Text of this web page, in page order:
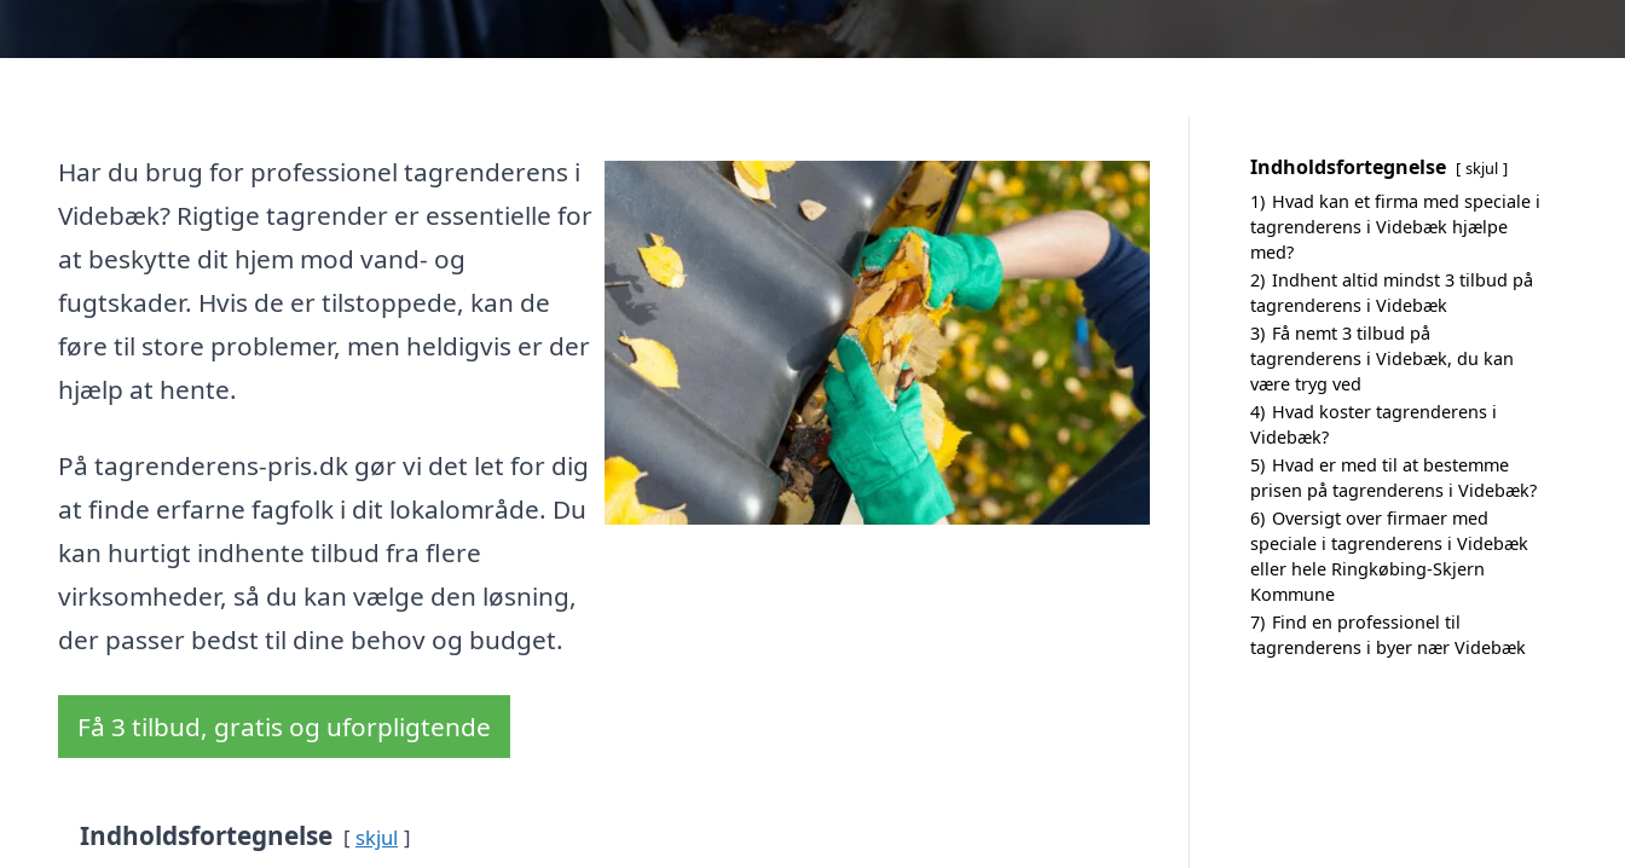
Har du brug for professionel tagrenderens i
Videbæk? Rigtige tagrender er essentielle for
at beskytte dit hjem mod vand- og
fugtskader. Hvis de er tilstoppede, kan de
føre til store problemer, men heldigvis er der
hjælp at hente.
På tagrenderens-pris.dk gør vi det let for dig
at finde erfarne fagfolk i dit lokalområde. Du
kan hurtigt indhente tilbud fra flere
virksomheder, så du kan vælge den løsning,
der passer bedst til dine behov og budget.
Få 3 tilbud, gratis og uforpligtende
Indholdsfortegnelse skjul
Indholdsfortegnelse skjul
1) Hvad kan et firma med speciale i
tagrenderens i Videbæk hjælpe
med?
2) Indhent altid mindst 3 tilbud på
tagrenderens i Videbæk
3) Få nemt 3 tilbud på
tagrenderens i Videbæk, du kan
være tryg ved
4) Hvad koster tagrenderens i
Videbæk?
5) Hvad er med til at bestemme
prisen på tagrenderens i Videbæk?
6) Oversigt over firmaer med
speciale i tagrenderens i Videbæk
eller hele Ringkøbing-Skjern
Kommune
7) Find en professionel til
tagrenderens i byer nær Videbæk